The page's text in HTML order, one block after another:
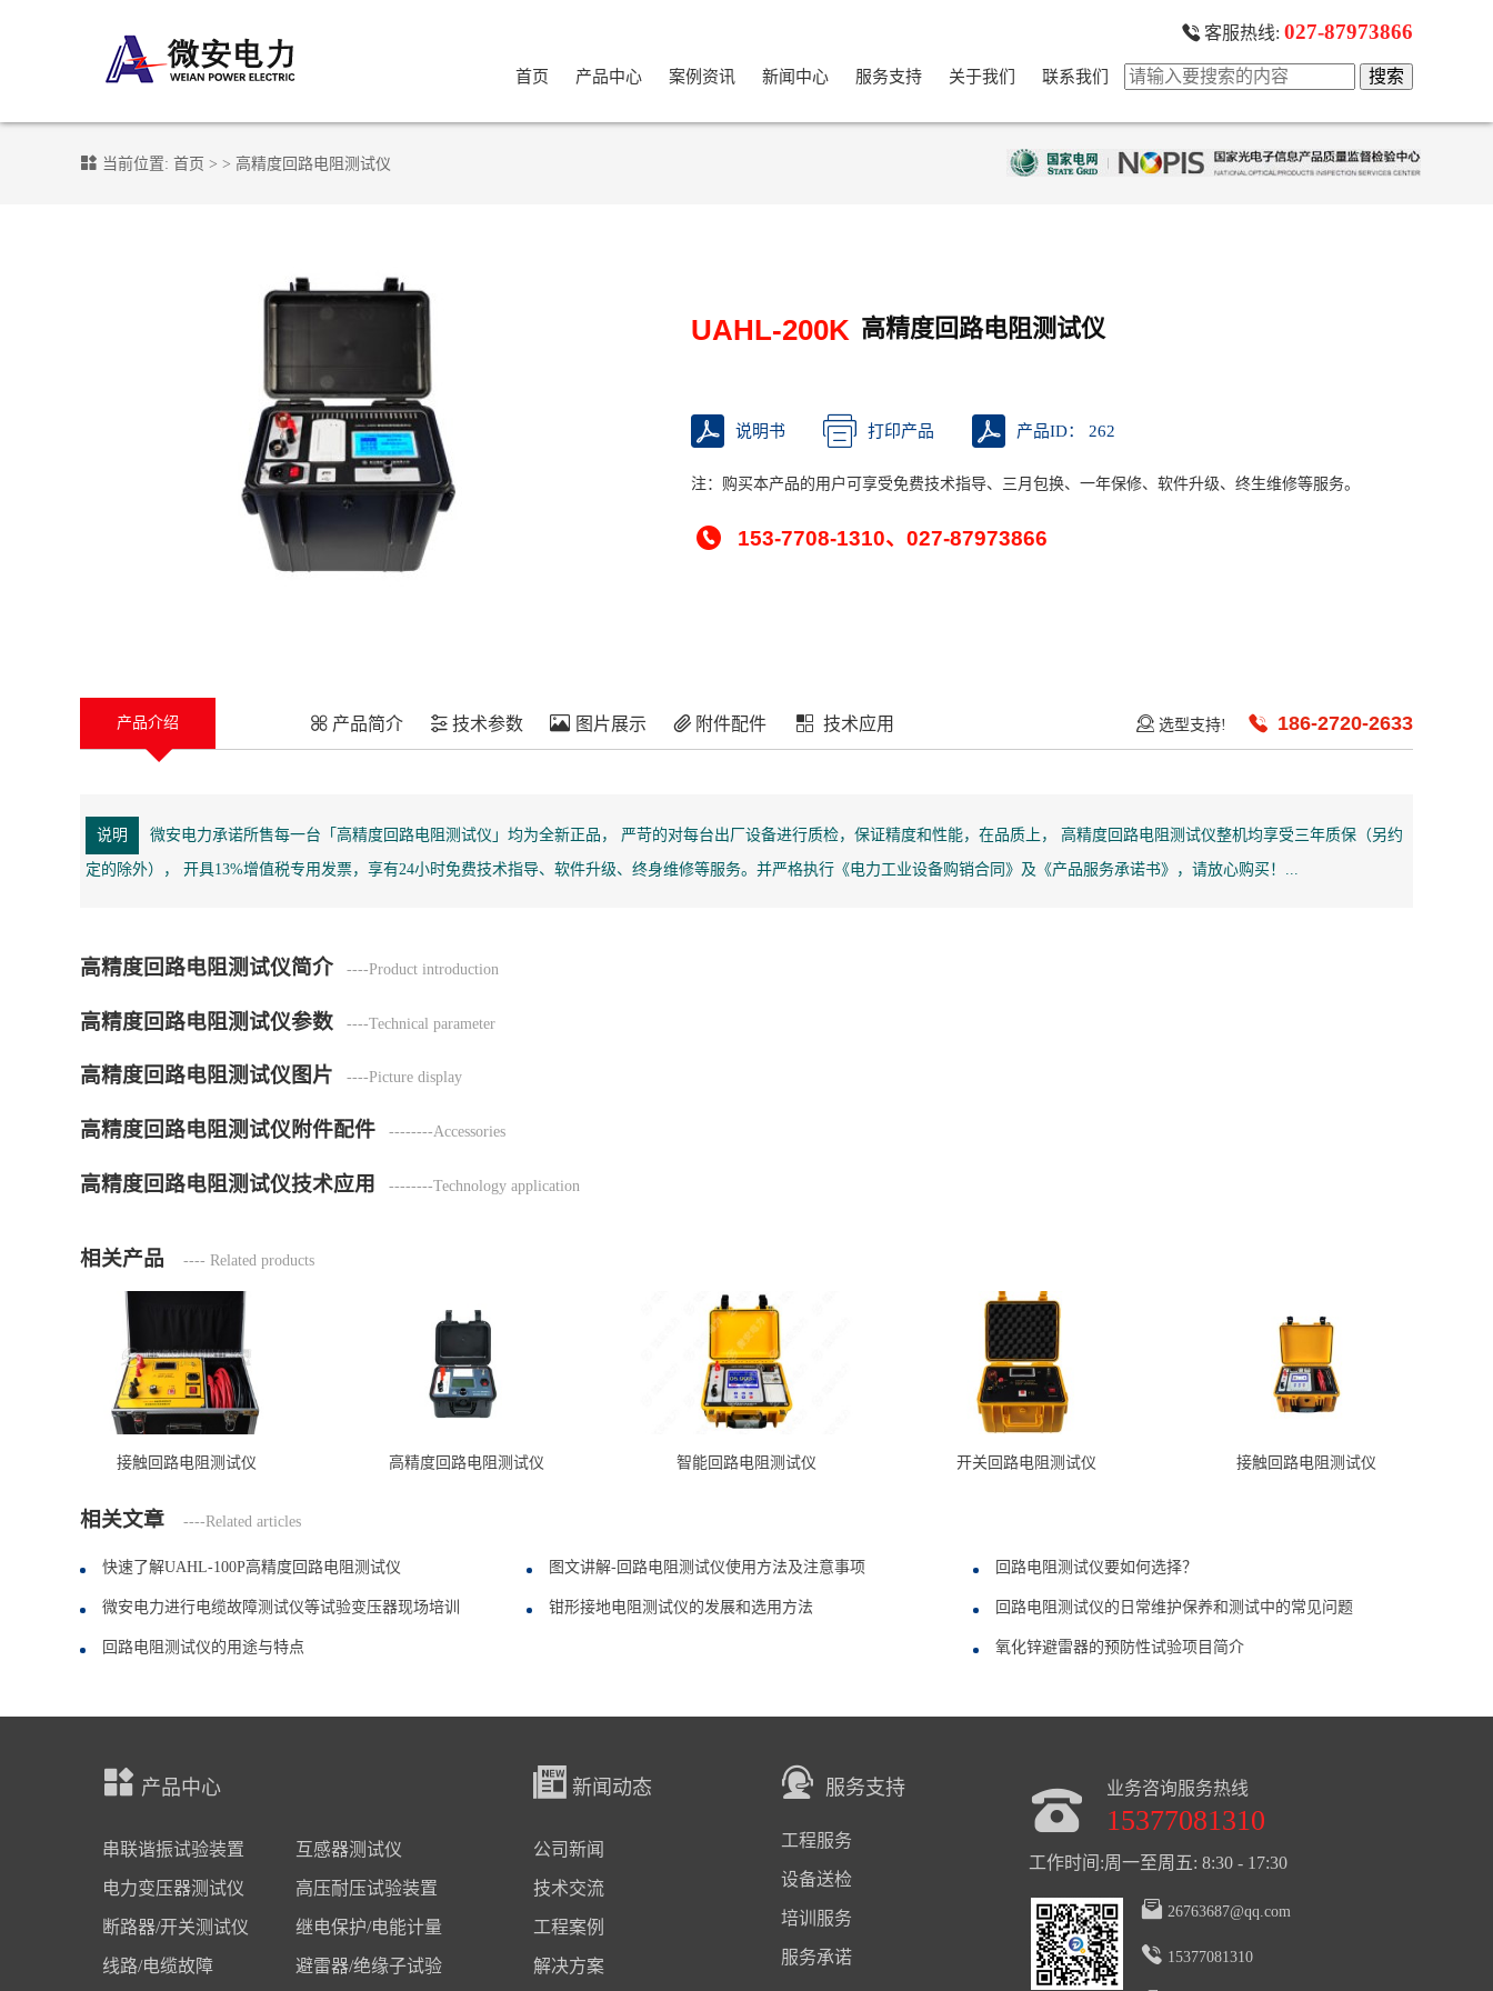
客服热线: 027-87973866
首页 产品中心 案例资讯 新闻中心 服务支持 关于我们 联系我们
当前位置: 首页 > > 高精度回路电阻测试仪
UAHL-200K 高精度回路电阻测试仪
说明书 打印产品 产品ID： 262
注：购买本产品的用户可享受免费技术指导、三月包换、一年保修、软件升级、终生维修等服务。
153-7708-1310、027-87973866
产品介绍 产品简介 技术参数 图片展示 附件配件 技术应用 选型支持! 186-2720-2633
说明 微安电力承诺所售每一台「高精度回路电阻测试仪」均为全新正品， 严苛的对每台出厂设备进行质检，保证精度和性能，在品质上， 高精度回路电阻测试仪整机均享受三年质保（另约
定的除外）， 开具13%增值税专用发票，享有24小时免费技术指导、软件升级、终身维修等服务。并严格执行《电力工业设备购销合同》及《产品服务承诺书》，请放心购买！...
高精度回路电阻测试仪简介 ----Product introduction
高精度回路电阻测试仪参数 ----Technical parameter
高精度回路电阻测试仪图片 ----Picture display
高精度回路电阻测试仪附件配件 --------Accessories
高精度回路电阻测试仪技术应用 --------Technology application
相关产品 ---- Related products
接触回路电阻测试仪 高精度回路电阻测试仪 智能回路电阻测试仪 开关回路电阻测试仪 接触回路电阻测试仪
相关文章 ----Related articles
快速了解UAHL-100P高精度回路电阻测试仪 图文讲解-回路电阻测试仪使用方法及注意事项 回路电阻测试仪要如何选择？
微安电力进行电缆故障测试仪等试验变压器现场培训 钳形接地电阻测试仪的发展和选用方法 回路电阻测试仪的日常维护保养和测试中的常见问题
回路电阻测试仪的用途与特点 氧化锌避雷器的预防性试验项目简介
产品中心
串联谐振试验装置 互感器测试仪
电力变压器测试仪 高压耐压试验装置
断路器/开关测试仪 继电保护/电能计量
线路/电缆故障 避雷器/绝缘子试验
新闻动态
公司新闻
技术交流
工程案例
解决方案
服务支持
工程服务
设备送检
培训服务
服务承诺
业务咨询服务热线
15377081310
工作时间:周一至周五: 8:30 - 17:30
26763687@qq.com
15377081310